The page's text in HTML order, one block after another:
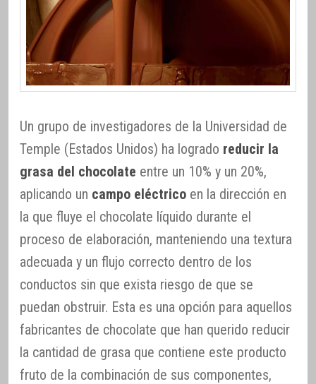
Un grupo de investigadores de la Universidad de
Temple (Estados Unidos) ha logrado reducir la
grasa del chocolate entre un 10% y un 20%,
aplicando un campo eléctrico en la dirección en
la que fluye el chocolate líquido durante el
proceso de elaboración, manteniendo una textura
adecuada y un flujo correcto dentro de los
conductos sin que exista riesgo de que se
puedan obstruir. Esta es una opción para aquellos
fabricantes de chocolate que han querido reducir
la cantidad de grasa que contiene este producto
fruto de la combinación de sus componentes,